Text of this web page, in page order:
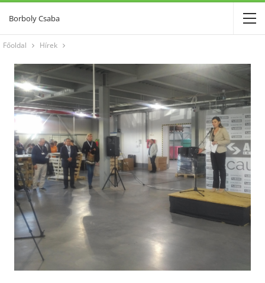
Borboly Csaba
Főoldal Hírek